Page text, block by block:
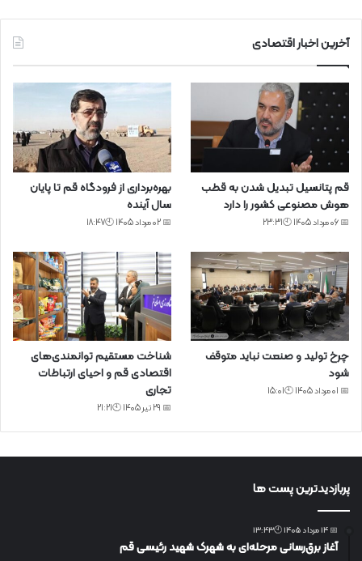
آخرین اخبار اقتصادی
قم پتانسیل تبدیل شدن به قطب
هوش مصنوعی کشور را دارد
📅 06 مرداد 1405 🕙23:31
بهره‌برداری از فرودگاه قم تا پایان
سال آینده
📅 02 مرداد 1405 🕙18:47
چرخ تولید و صنعت نباید متوقف
شود
📅 01 مرداد 1405 🕙15:01
شناخت مستقیم توانمندی‌های
اقتصادی قم و احیای ارتباطات
تجاری
📅 29 تیر 1405 🕙21:21
پربازدیدترین پست ها
📅 14 مرداد 1405 🕙13:43
آغاز برق‌رسانی مرحله‌ای به شهرک شهید رئیسی قم